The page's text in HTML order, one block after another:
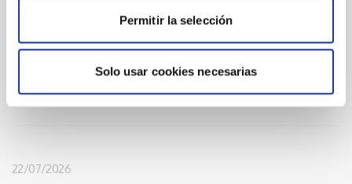
Permitir la selección
Solo usar cookies necesarias
IGNITE abre las inscripciones y desvela un avance
de su programa
La cita de septiembre reunirá a profesionales de 15 países
22/07/2026